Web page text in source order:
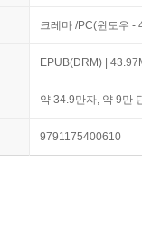
크레마 /PC(윈도우 -
EPUB(DRM) |
약 34.9만자, 약 9만
9791175400610